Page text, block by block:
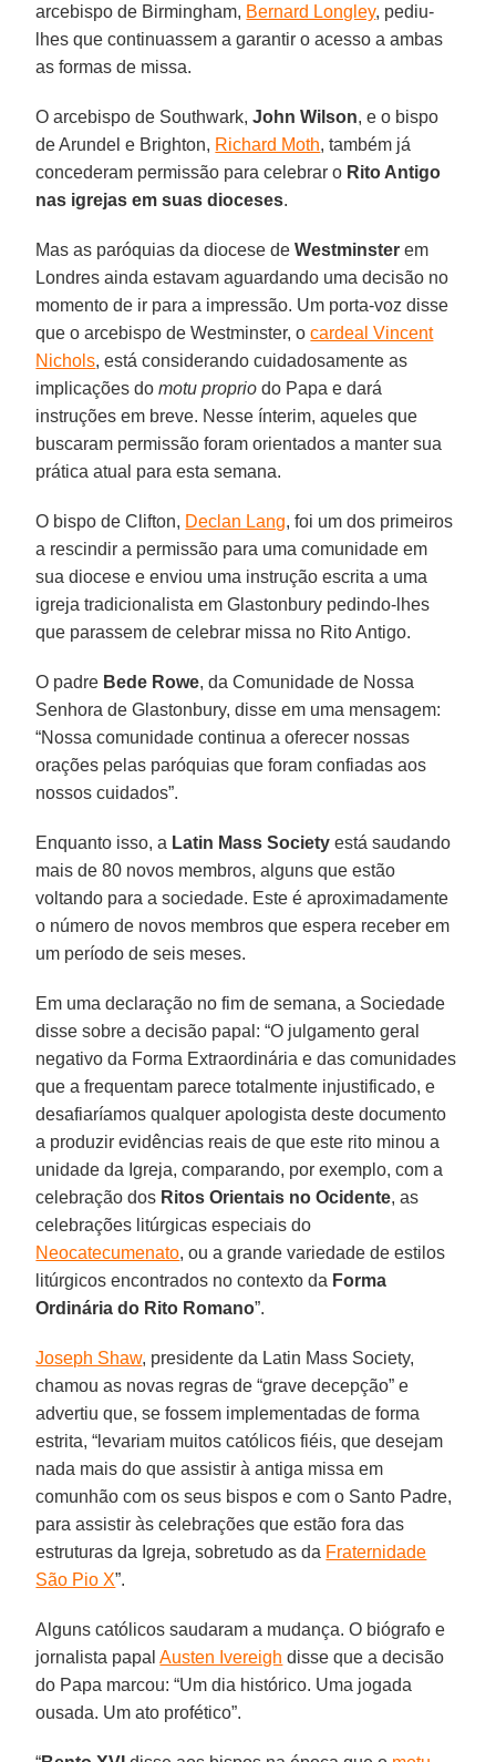
arcebispo de Birmingham, Bernard Longley, pediu-
lhes que continuassem a garantir o acesso a ambas
as formas de missa.
O arcebispo de Southwark,John Wilson, e o bispo
de Arundel e Brighton, Richard Moth, também já
concederam permissão para celebrar o Rito Antigo
nas igrejas em suas dioceses.
Mas as paróquias da diocese deWestminster em
Londres ainda estavam aguardando uma decisão no
momento de ir para a impressão. Um porta-voz disse
que o arcebispo de Westminster, ocardeal Vincent
Nichols, está considerando cuidadosamente as
implicações domotu proprio do Papa e dará
instruções em breve. Nesse ínterim, aqueles que
buscaram permissão foram orientados a manter sua
prática atual para esta semana.
O bispo de Clifton, Declan Lang, foi um dos primeiros
a rescindir a permissão para uma comunidade em
sua diocese e enviou uma instrução escrita a uma
igreja tradicionalista em Glastonbury pedindo-lhes
que parassem de celebrar missa no Rito Antigo.
O padre Bede Rowe, da Comunidade de Nossa
Senhora de Glastonbury, disse em uma mensagem:
“Nossa comunidade continua a oferecer nossas
orações pelas paróquias que foram confiadas aos
nossos cuidados”.
Enquanto isso, a Latin Mass Society está saudando
mais de 80 novos membros, alguns que estão
voltando para a sociedade. Este é aproximadamente
o número de novos membros que espera receber em
um período de seis meses.
Em uma declaração no fim de semana, a Sociedade
disse sobre a decisão papal: “O julgamento geral
negativo da Forma Extraordinária e das comunidades
que a frequentam parece totalmente injustificado, e
desafiaríamos qualquer apologista deste documento
a produzir evidências reais de que este rito minou a
unidade da Igreja, comparando, por exemplo, com a
celebração dos Ritos Orientais no Ocidente, as
celebrações litúrgicas especiais do
Neocatecumenato, ou a grande variedade de estilos
litúrgicos encontrados no contexto da Forma
Ordinária do Rito Romano”.
Joseph Shaw, presidente da Latin Mass Society,
chamou as novas regras de “grave decepção” e
advertiu que, se fossem implementadas de forma
estrita, “levariam muitos católicos fiéis, que desejam
nada mais do que assistir à antiga missa em
comunhão com os seus bispos e com o Santo Padre,
para assistir às celebrações que estão fora das
estruturas da Igreja, sobretudo as da Fraternidade
São Pio X”.
Alguns católicos saudaram a mudança. O biógrafo e
jornalista papalAusten Ivereigh disse que a decisão
do Papa marcou: “Um dia histórico. Uma jogada
ousada. Um ato profético”.